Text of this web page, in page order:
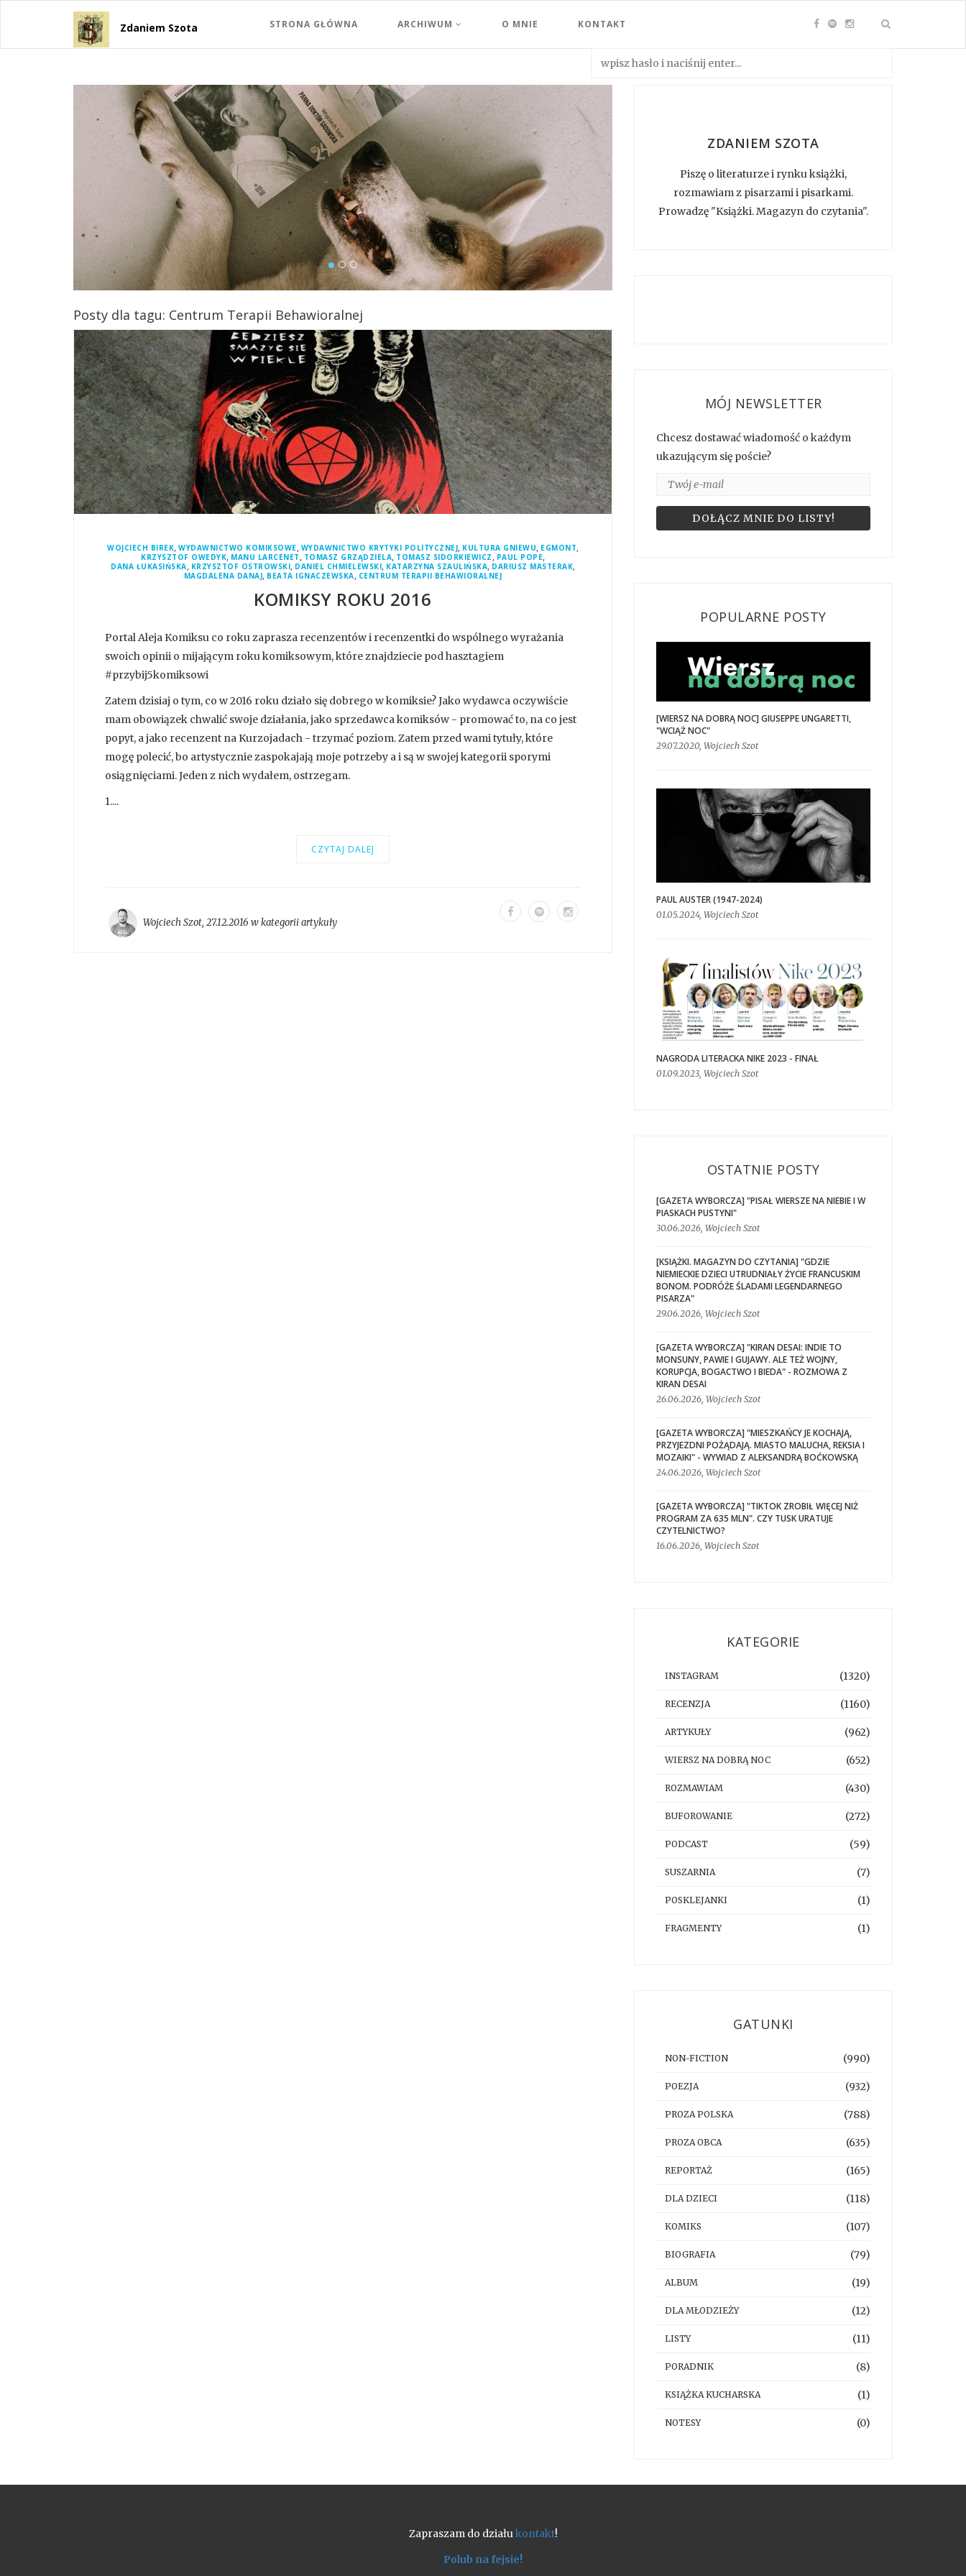
Zdaniem Szota STRONA GŁÓWNA ARCHIWUM O MNIE KONTAKT
Posty dla tagu: Centrum Terapii Behawioralnej
WOJCIECH BIREK, WYDAWNICTWO KOMIKSOWE, WYDAWNICTWO KRYTYKI POLITYCZNEJ, KULTURA GNIEWU, EGMONT,
KRZYSZTOF OWEDYK, MANU LARCENET , TOMASZ GRZĄDZIELA, TOMASZ SIDORKIEWICZ , PAUL POPE,
DANA ŁUKASIŃSKA, KRZYSZTOF OSTROWSKI, DANIEL CHMIELEWSKI, KATARZYNA SZAULIŃSKA, DARIUSZ MASTERAK,
MAGDALENA DANAJ, BEATA IGNACZEWSKA, CENTRUM TERAPII BEHAWIORALNEJ
KOMIKSY ROKU 2016
Portal Aleja Komiksu co roku zaprasza recenzentów i recenzentki do wspólnego wyrażania
swoich opinii o mijającym roku komiksowym, które znajdziecie pod hasztagiem
#przybij5komiksowi
Zatem dzisiaj o tym, co w 2016 roku działo się dobrego w komiksie? Jako wydawca oczywiście
mam obowiązek chwalić swoje działania, jako sprzedawca komiksów - promować to, na co jest
popyt, a jako recenzent na Kurzojadach - trzymać poziom. Zatem przed wami tytuły, które
mogę polecić, bo artystycznie zaspokajają moje potrzeby a i są w swojej kategorii sporymi
osiągnięciami. Jeden z nich wydałem, ostrzegam.
1....
CZYTAJ DALEJ
Wojciech Szot, 27.12.2016 w kategoriiartykuły
ZDANIEM SZOTA
Piszę o literaturze i rynku książki,
rozmawiam z pisarzami i pisarkami.
Prowadzę "Książki. Magazyn do czytania".
MÓJ NEWSLETTER
Chcesz dostawać wiadomość o każdym
ukazującym się poście?
POPULARNE POSTY
[WIERSZ NA DOBRĄ NOC] GIUSEPPE UNGARETTI,
"WCIĄŻ NOC"
29.07.2020, Wojciech Szot
PAUL AUSTER (1947-2024)
01.05.2024, Wojciech Szot
NAGRODA LITERACKA NIKE 2023 - FINAŁ
01.09.2023, Wojciech Szot
OSTATNIE POSTY
[GAZETA WYBORCZA] "PISAŁ WIERSZE NA NIEBIE I W
PIASKACH PUSTYNI"
30.06.2026, Wojciech Szot
[KSIĄŻKI. MAGAZYN DO CZYTANIA] "GDZIE
NIEMIECKIE DZIECI UTRUDNIAŁY ŻYCIE FRANCUSKIM
BONOM. PODRÓŻE ŚLADAMI LEGENDARNEGO
PISARZA"
29.06.2026, Wojciech Szot
[GAZETA WYBORCZA] "KIRAN DESAI: INDIE TO
MONSUNY, PAWIE I GUJAWY. ALE TEŻ WOJNY,
KORUPCJA, BOGACTWO I BIEDA" - ROZMOWA Z
KIRAN DESAI
26.06.2026, Wojciech Szot
[GAZETA WYBORCZA] "MIESZKAŃCY JE KOCHAJĄ,
PRZYJEZDNI POŻĄDAJĄ. MIASTO MALUCHA, REKSIA I
MOZAIKI" - WYWIAD Z ALEKSANDRĄ BOĆKOWSKĄ
24.06.2026, Wojciech Szot
[GAZETA WYBORCZA] "TIKTOK ZROBIŁ WIĘCEJ NIŻ
PROGRAM ZA 635 MLN". CZY TUSK URATUJE
CZYTELNICTWO?
16.06.2026, Wojciech Szot
KATEGORIE
INSTAGRAM (1320)
RECENZJA (1160)
ARTYKUŁY (962)
WIERSZ NA DOBRĄ NOC (652)
ROZMAWIAM (430)
BUFOROWANIE (272)
PODCAST (59)
SUSZARNIA (7)
POSKLEJANKI (1)
FRAGMENTY (1)
GATUNKI
NON-FICTION (990)
POEZJA (932)
PROZA POLSKA (788)
PROZA OBCA (635)
REPORTAŻ (165)
DLA DZIECI (118)
KOMIKS (107)
BIOGRAFIA (79)
ALBUM (19)
DLA MŁODZIEŻY (12)
LISTY (11)
PORADNIK (8)
KSIĄŻKA KUCHARSKA (1)
NOTESY (0)
Zapraszam do działukontakt!
Polub na fejsie!